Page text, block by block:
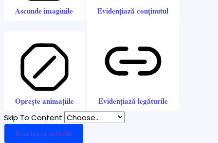
Ascunde imaginile Evidențiază conținutul
Oprește animațiile Evidențiază legăturile
Skip To Content
Resetează setările